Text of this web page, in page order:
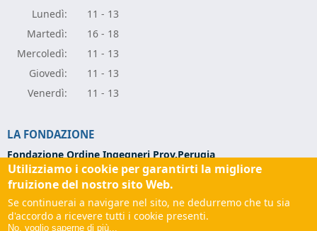
Lunedì:
11 - 13
Martedì:
16 - 18
Mercoledì:
11 - 13
Giovedì:
11 - 13
Venerdì: 11 - 13
LA FONDAZIONE
Fondazione Ordine Ingegneri Prov.Perugia
Via Campo di Marte, 9 - 06124 Perugia
Codice Fiscale: 94139270543
Tel:+39 075 501 02 56
Email:fondazione@ordineingegneriperugia.it
Utilizziamo i cookie per garantirti la migliore
fruizione del nostro sito Web.
Se continuerai a navigare nel sito, ne dedurremo che tu sia
d'accordo a ricevere tutti i cookie presenti.
No, voglio saperne di più...